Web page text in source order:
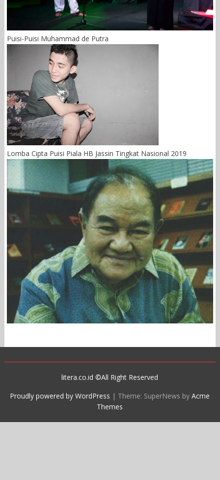
Puisi-Puisi Muhammad de Putra
Lomba Cipta Puisi Piala HB Jassin Tingkat Nasional 2019
litera.co.id ©All Right Reserved
Proudly powered by WordPress | Theme: SuperNews byAcme
Themes